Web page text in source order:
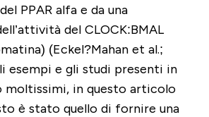
PPAR alfa e da una
del CLOCK:BMAL
(Eckel?Mahan et al.;
esempi e gli studi presenti in
moltissimi, in questo articolo
è stato quello di fornire una